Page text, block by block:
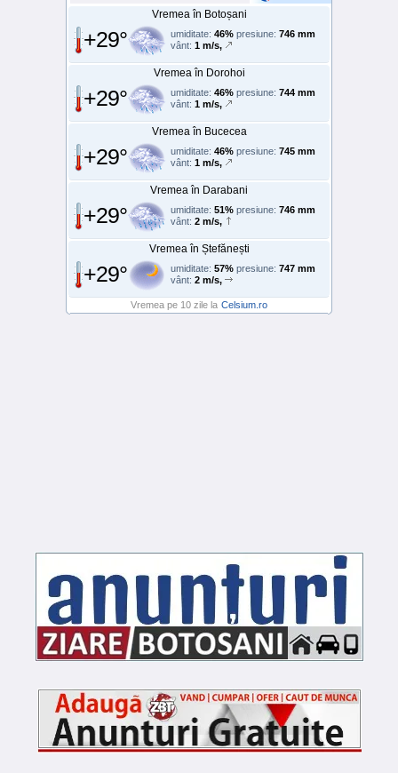
Vremea în Botoșani
+29° umiditate: 46% presiune: 746 mm
vânt: 1 m/s,
Vremea în Dorohoi
+29° umiditate: 46% presiune: 744 mm
vânt: 1 m/s,
Vremea în Bucecea
+29° umiditate: 46% presiune: 745 mm
vânt: 1 m/s,
Vremea în Darabani
+29° umiditate: 51% presiune: 746 mm
vânt: 2 m/s,
Vremea în Ștefănești
+29° umiditate: 57% presiune: 747 mm
vânt: 2 m/s,
Vremea pe 10 zile la Celsium.ro